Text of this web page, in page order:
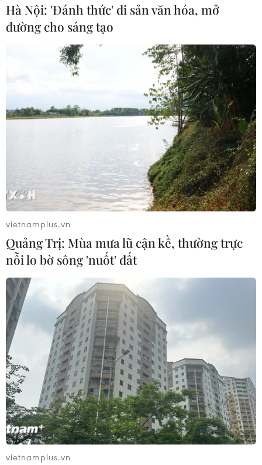
Hà Nội: 'Đánh thức' di sản văn hóa, mở
đường cho sáng tạo
vietnamplus.vn
Quảng Trị: Mùa mưa lũ cận kề, thường trực
nỗi lo bờ sông 'nuốt' đất
vietnamplus.vn